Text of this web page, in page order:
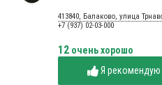
413840, Балаково, улица
+7 (937) 02-03-000
12 очень хорошо
Я рекомендую